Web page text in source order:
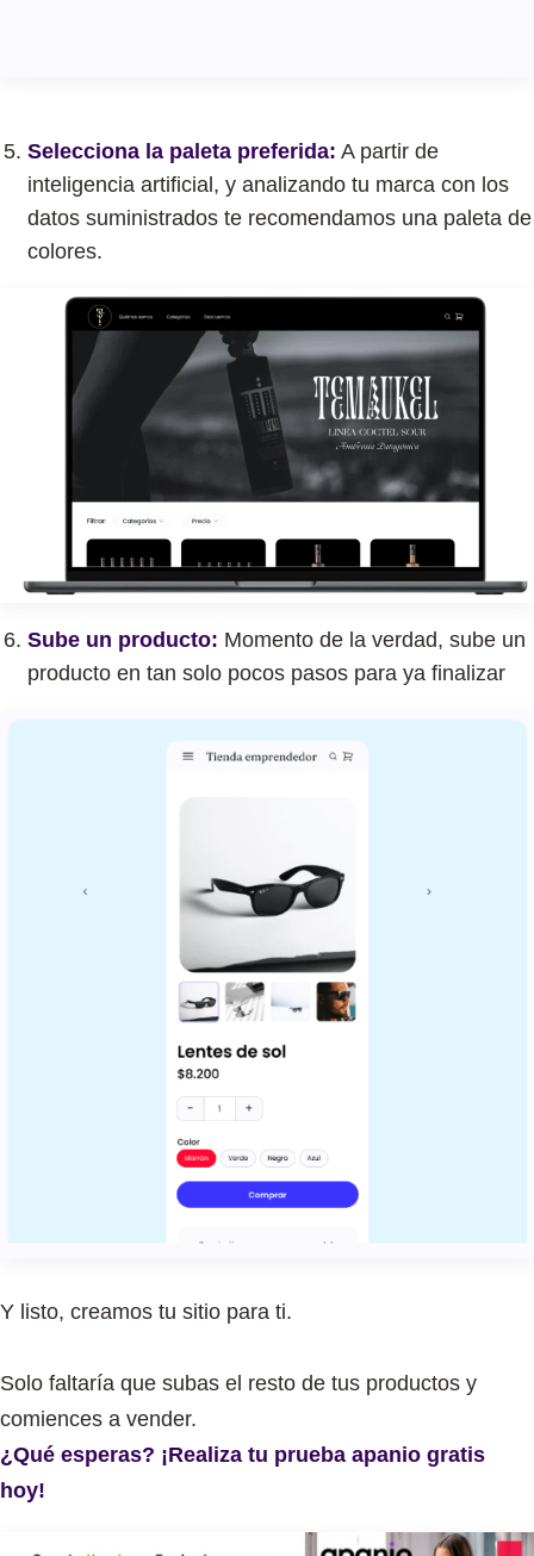
Selecciona la paleta preferida: A partir de
inteligencia artificial, y analizando tu marca con los
datos suministrados te recomendamos una paleta de
colores.
Sube un producto: Momento de la verdad, sube un
producto en tan solo pocos pasos para ya finalizar
Y listo, creamos tu sitio para ti.
Solo faltaría que subas el resto de tus productos y
comiences a vender.
¿Qué esperas? ¡Realiza tu prueba apanio gratis
hoy!